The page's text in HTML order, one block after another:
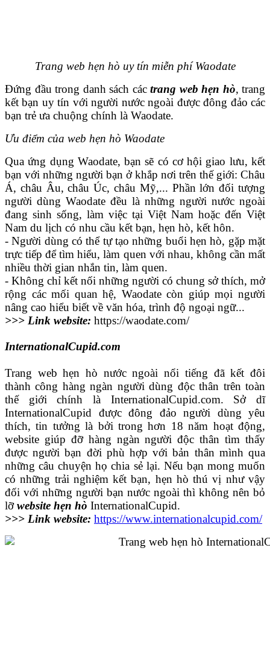
Trang web hẹn hò uy tín miễn phí Waodate
Đứng đầu trong danh sách các trang web hẹn hò, trang
kết bạn uy tín với người nước ngoài được đông đảo các
bạn trẻ ưa chuộng chính là Waodate.
Ưu điểm của web hẹn hò Waodate
Qua ứng dụng Waodate, bạn sẽ có cơ hội giao lưu, kết
bạn với những người bạn ở khắp nơi trên thế giới: Châu
Á, châu Âu, châu Úc, châu Mỹ,... Phần lớn đối tượng
người dùng Waodate đều là những người nước ngoài
đang sinh sống, làm việc tại Việt Nam hoặc đến Việt
Nam du lịch có nhu cầu kết bạn, hẹn hò, kết hôn.
- Người dùng có thể tự tạo những buổi hẹn hò, gặp mặt
trực tiếp để tìm hiểu, làm quen với nhau, không cần mất
nhiều thời gian nhắn tin, làm quen.
- Không chỉ kết nối những người có chung sở thích, mở
rộng các mối quan hệ, Waodate còn giúp mọi người
nâng cao hiểu biết về văn hóa, trình độ ngoại ngữ...
>>> Link website: https://waodate.com/
InternationalCupid.com
Trang web hẹn hò nước ngoài nổi tiếng đã kết đôi
thành công hàng ngàn người dùng độc thân trên toàn
thế giới chính là InternationalCupid.com. Sở dĩ
InternationalCupid được đông đảo người dùng yêu
thích, tin tưởng là bởi trong hơn 18 năm hoạt động,
website giúp đỡ hàng ngàn người độc thân tìm thấy
được người bạn đời phù hợp với bản thân mình qua
những câu chuyện họ chia sẻ lại. Nếu bạn mong muốn
có những trải nghiệm kết bạn, hẹn hò thú vị như vậy
đối với những người bạn nước ngoài thì không nên bỏ
lỡwebsite hẹn hò InternationalCupid.
>>> Link website: https://www.internationalcupid.com/